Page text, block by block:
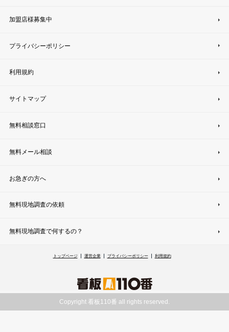
加盟店様募集中
プライバシーポリシー
利用規約
サイトマップ
無料相談窓口
無料メール相談
お急ぎの方へ
無料現地調査の依頼
無料現地調査で何するの？
トップページ 運営企業 プライバシーポリシー 利用規約
Copyright 看板110番 all rights reserved.